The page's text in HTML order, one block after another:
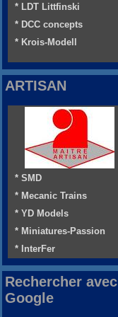
* LDT Littfinski
* DCC concepts
* Krois-Modell
ARTISAN
* SMD
* Mecanic Trains
* YD Models
* Miniatures-Passion
* InterFer
Rechercher avec
Google